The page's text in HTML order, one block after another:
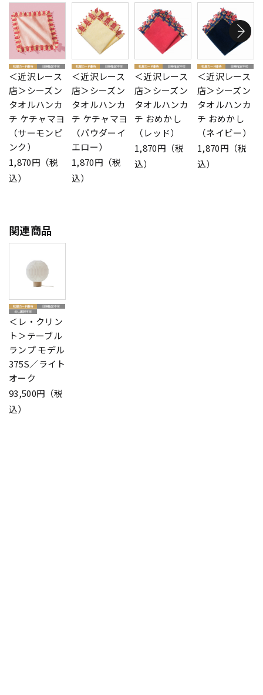
＜近沢レース
店＞シーズン
タオルハンカ
チ ケチャマヨ
（サーモンピ
ンク）
1,870円（税
込）
＜近沢レース
店＞シーズン
タオルハンカ
チ ケチャマヨ
（パウダーイ
エロー）
1,870円（税
込）
＜近沢レース
店＞シーズン
タオルハンカ
チ おめかし
（レッド）
1,870円（税
込）
＜近沢レース
店＞シーズン
タオルハンカ
チ おめかし
（ネイビー）
1,870円（税
込）
関連商品
＜レ・クリン
ト＞テーブル
ランプ モデル
375S／ライト
オーク
93,500円（税
込）